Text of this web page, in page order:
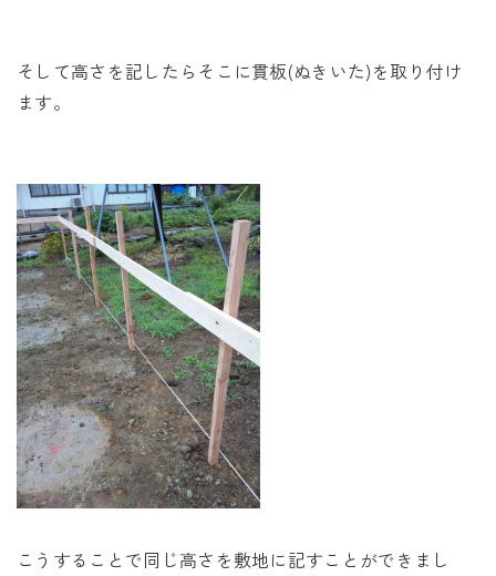
そして高さを記したらそこに貫板(ぬきいた)を取り付け
ます。
こうすることで同じ高さを敷地に記すことができまし